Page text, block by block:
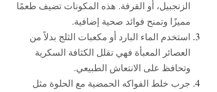
الزنجبيل، أو القرفة. هذه المكونات تضيف طعمًا
مميزًا وتمنح فوائد صحية إضافية.
استخدم الماء البارد أو مكعبات الثلج بدلاً من
العصائر المعبأة فهي تقلل الكثافة السكرية
وتحافظ على الانتعاش الطبيعي.
جرب خلط الفواكه الحمضية مع الحلوة مثل